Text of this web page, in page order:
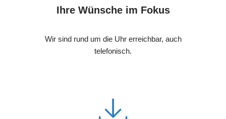
Ihre Wünsche im Fokus
Wir sind rund um die Uhr erreichbar, auch
telefonisch.